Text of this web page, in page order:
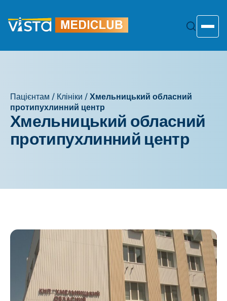
змісту
Пацієнтам / Клініки /Хмельницький обласний
протипухлинний центр
Хмельницький обласний
протипухлинний центр